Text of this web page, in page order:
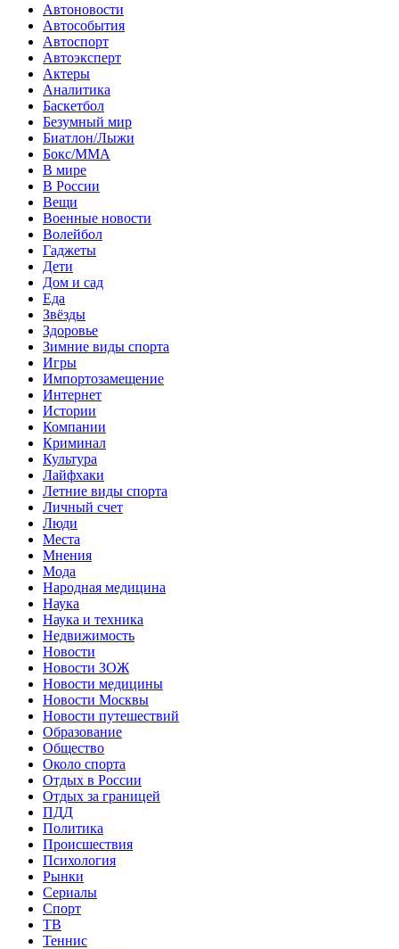
Автоновости
Автособытия
Автоспорт
Автоэксперт
Актеры
Аналитика
Баскетбол
Безумный мир
Биатлон/Лыжи
Бокс/MMA
В мире
В России
Вещи
Военные новости
Волейбол
Гаджеты
Дети
Дом и сад
Еда
Звёзды
Здоровье
Зимние виды спорта
Игры
Импортозамещение
Интернет
Истории
Компании
Криминал
Культура
Лайфхаки
Летние виды спорта
Личный счет
Люди
Места
Мнения
Мода
Народная медицина
Наука
Наука и техника
Недвижимость
Новости
Новости ЗОЖ
Новости медицины
Новости Москвы
Новости путешествий
Образование
Общество
Около спорта
Отдых в России
Отдых за границей
ПДД
Политика
Происшествия
Психология
Рынки
Сериалы
Спорт
ТВ
Теннис